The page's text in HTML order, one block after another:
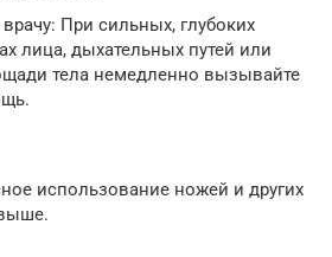
врачу: При сильных, глубоких
лица, дыхательных путей или
тела немедленно вызывайте
использование ножей и других